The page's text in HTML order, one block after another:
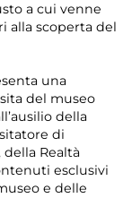
a cui venne
alla scoperta del
una
del museo
della
di
Realtà
esclusivi
e delle